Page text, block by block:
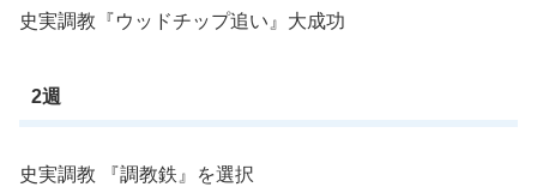
史実調教『ウッドチップ追い』大成功
2週
史実調教 『調教鉄』を選択